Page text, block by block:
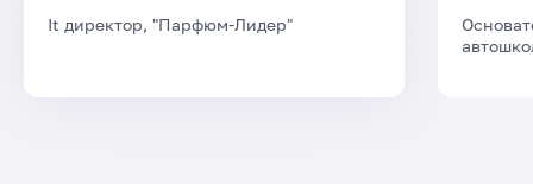
It директор, "Парфюм-Лидер"